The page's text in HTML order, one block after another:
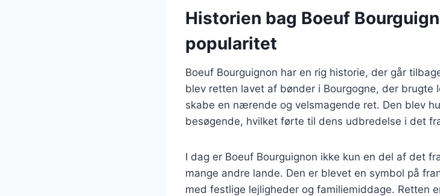
Historien bag Boeuf
popularitet
Boeuf Bourguignon har en rig historie, der går
blev retten lavet af bønder i Bourgogne, der brugte
skabe en nærende og velsmagende ret. Den blev
besøgende, hvilket førte til dens udbredelse i det
I dag er Boeuf Bourguignon ikke kun en del af det
mange andre lande. Den er blevet en symbol på
med festlige lejligheder og familiemiddage. Retten